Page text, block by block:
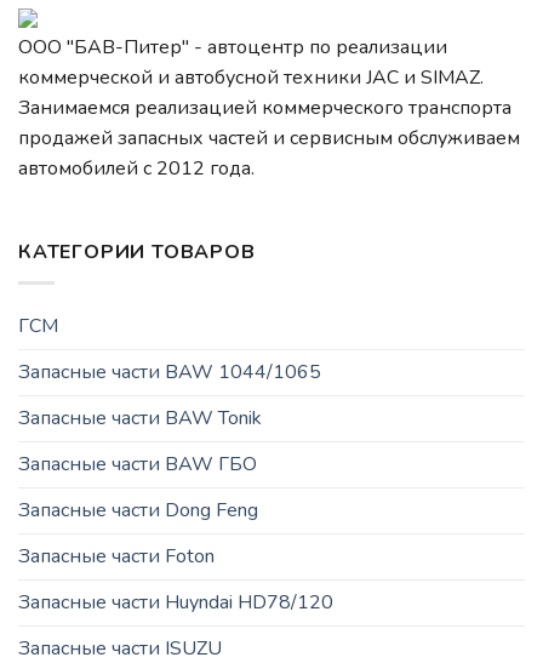
ООО "БАВ-Питер" - автоцентр по реализации
коммерческой и автобусной техники JAC и SIMAZ.
Занимаемся реализацией коммерческого транспорта
продажей запасных частей и сервисным обслуживаем
автомобилей c 2012 года.
КАТЕГОРИИ ТОВАРОВ
ГСМ
Запасные части BAW 1044/1065
Запасные части BAW Tonik
Запасные части BAW ГБО
Запасные части Dong Feng
Запасные части Foton
Запасные части Huyndai HD78/120
Запасные части ISUZU